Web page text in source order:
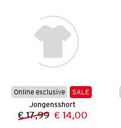
Online exclusive
SALE
Jongensshort
Vorige prijs:
€ 17,99 Nieuwe prijs:
€ 14,00